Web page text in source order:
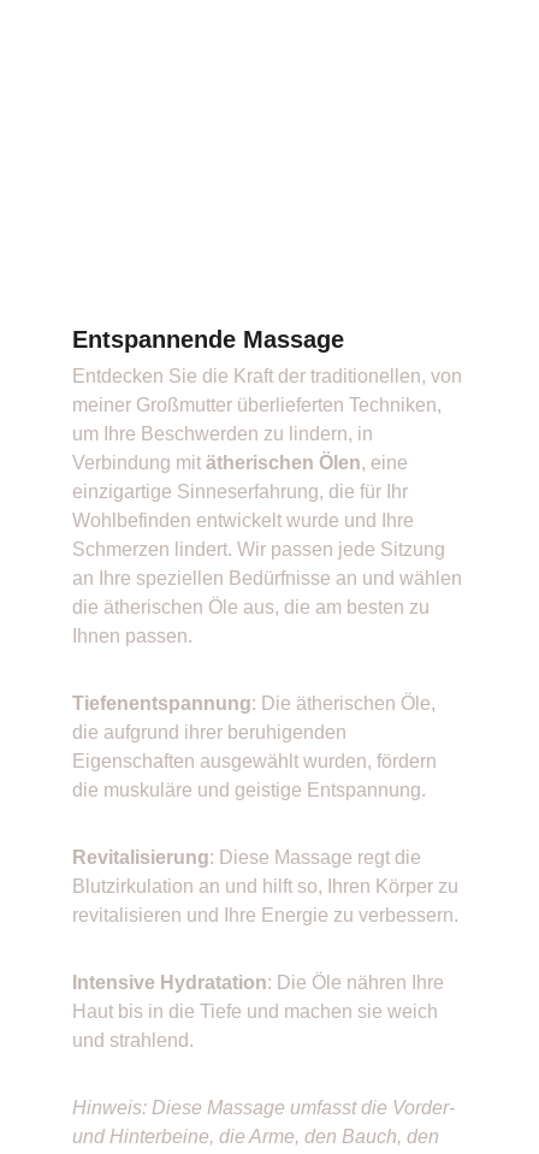
Entspannende Massage
Entdecken Sie die Kraft der traditionellen, von
meiner Großmutter überlieferten Techniken,
um Ihre Beschwerden zu lindern, in
Verbindung mit ätherischen Ölen, eine
einzigartige Sinneserfahrung, die für Ihr
Wohlbefinden entwickelt wurde und Ihre
Schmerzen lindert. Wir passen jede Sitzung
an Ihre speziellen Bedürfnisse an und wählen
die ätherischen Öle aus, die am besten zu
Ihnen passen.
Tiefenentspannung: Die ätherischen Öle,
die aufgrund ihrer beruhigenden
Eigenschaften ausgewählt wurden, fördern
die muskuläre und geistige Entspannung.
Revitalisierung: Diese Massage regt die
Blutzirkulation an und hilft so, Ihren Körper zu
revitalisieren und Ihre Energie zu verbessern.
Intensive Hydratation: Die Öle nähren Ihre
Haut bis in die Tiefe und machen sie weich
und strahlend.
Hinweis: Diese Massage umfasst die Vorder-
und Hinterbeine, die Arme, den Bauch, den